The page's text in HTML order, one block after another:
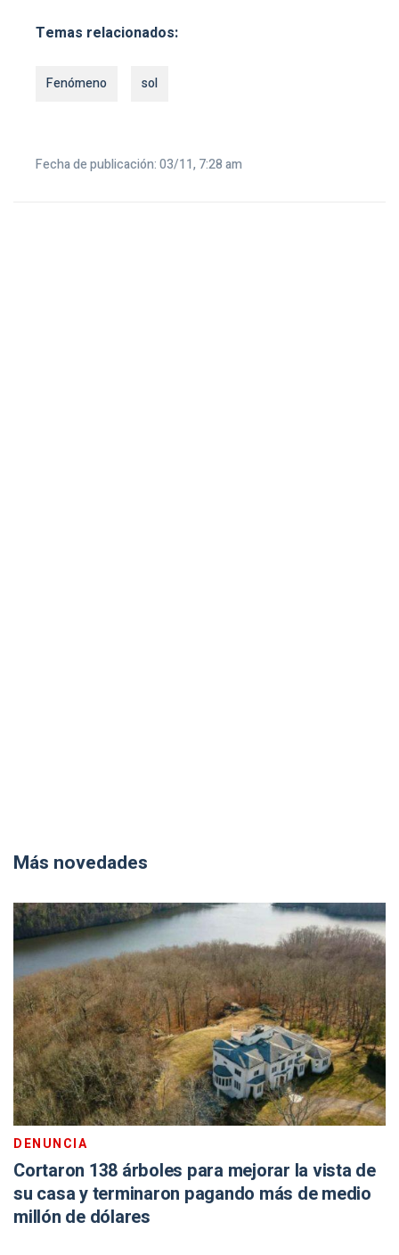
Temas relacionados:
Fenómeno sol
Fecha de publicación: 03/11, 7:28 am
Más novedades
DENUNCIA
Cortaron 138 árboles para mejorar la vista de
su casa y terminaron pagando más de medio
millón de dólares